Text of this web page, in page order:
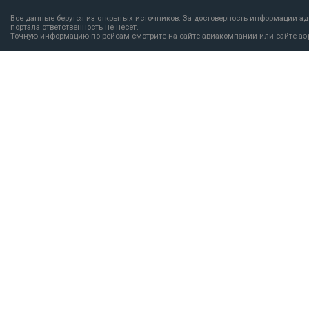
Все данные берутся из открытых источников. За достоверность информации
портала ответственность не несет.
Точную информацию по рейсам смотрите на сайте авиакомпании или сайте